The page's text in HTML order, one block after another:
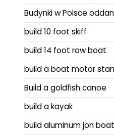
Budynki w Polsce
build 10 foot skiff
build 14 foot row boat
build a boat motor
Build a goldfish canoe
build a kayak
build aluminum jon boat